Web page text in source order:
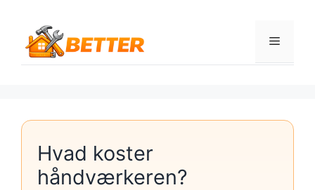
indhold
Menu
Hvad koster
håndværkeren?